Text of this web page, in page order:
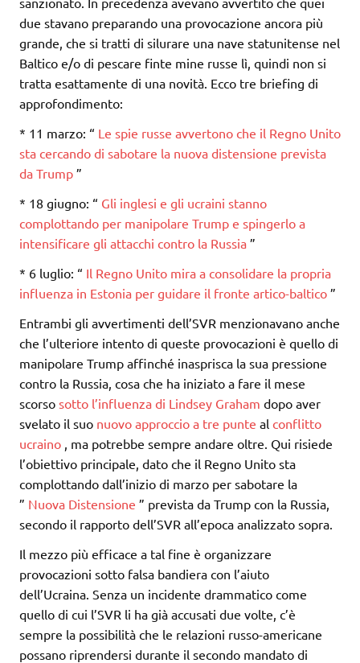
due stavano preparando una provocazione ancora più
grande, che si tratti di silurare una nave statunitense nel
Baltico e/o di pescare finte mine russe lì, quindi non si
tratta esattamente di una novità. Ecco tre briefing di
approfondimento:
* 11 marzo: “ Le spie russe avvertono che il Regno Unito
sta cercando di sabotare la nuova distensione prevista
da Trump ”
* 18 giugno: “ Gli inglesi e gli ucraini stanno
complottando per manipolare Trump e spingerlo a
intensificare gli attacchi contro la Russia ”
* 6 luglio: “ Il Regno Unito mira a consolidare la propria
influenza in Estonia per guidare il fronte artico-baltico ”
Entrambi gli avvertimenti dell’SVR menzionavano anche
che l’ulteriore intento di queste provocazioni è quello di
manipolare Trump affinché inasprisca la sua pressione
contro la Russia, cosa che ha iniziato a fare il mese
scorso sotto l’influenza di Lindsey Graham dopo aver
svelato il suo nuovo approccio a tre punte al conflitto
ucraino , ma potrebbe sempre andare oltre. Qui risiede
l’obiettivo principale, dato che il Regno Unito sta
complottando dall’inizio di marzo per sabotare la
” Nuova Distensione ” prevista da Trump con la Russia,
secondo il rapporto dell’SVR all’epoca analizzato sopra.
Il mezzo più efficace a tal fine è organizzare
provocazioni sotto falsa bandiera con l’aiuto
dell’Ucraina. Senza un incidente drammatico come
quello di cui l’SVR li ha già accusati due volte, c’è
sempre la possibilità che le relazioni russo-americane
possano riprendersi durante il secondo mandato di